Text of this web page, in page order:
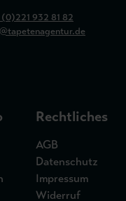
(0)221 932 81 82
Rechtliches
AGB
Datenschutz
Impressum
Widerruf